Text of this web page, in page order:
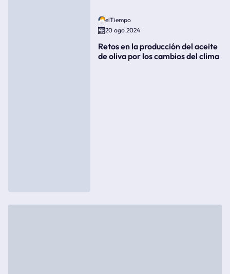
elTiempo
20 ago 2024
Retos en la producción del aceite
de oliva por los cambios del clima